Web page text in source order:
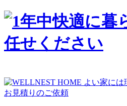
お見積りのご依頼